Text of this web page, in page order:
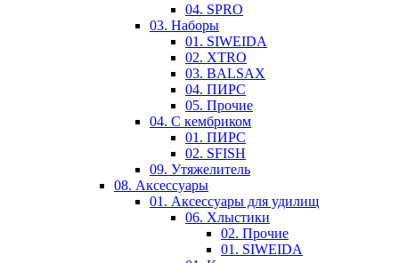
04. SPRO
03. Наборы
01. SIWEIDA
02. XTRO
03. BALSAX
04. ПИРС
05. Прочие
04. С кембриком
01. ПИРС
02. SFISH
09. Утяжелитель
08. Аксессуары
01. Аксессуары для удилищ
06. Хлыстики
02. Прочие
01. SIWEIDA